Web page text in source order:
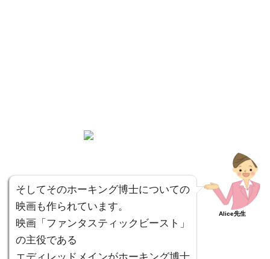
そしてそのホーキング博士についての
映画も作られています。
映画「ファンタスティックビースト」
の主役である
Alice先生